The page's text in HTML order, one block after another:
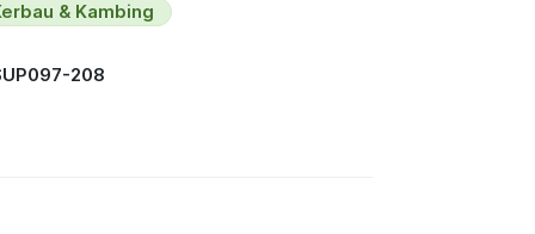
& Kambing
208